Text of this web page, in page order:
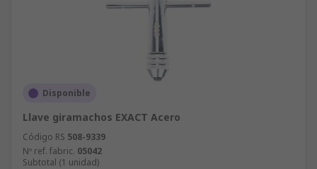
Disponible
Llave giramachos EXACT Acero
Código RS 508-9339
Nº ref. fabric. 05042
Subtotal (1 unidad)